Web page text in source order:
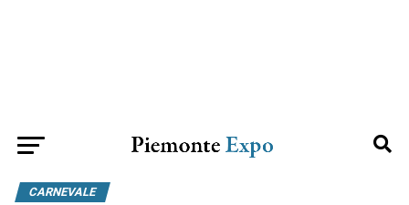
CARNEVALE